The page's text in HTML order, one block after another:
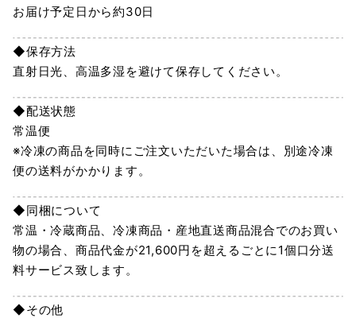
お届け予定日から約30日
◆保存方法
直射日光、高温多湿を避けて保存してください。
◆配送状態
常温便
※冷凍の商品を同時にご注文いただいた場合は、別途冷凍
便の送料がかかります。
◆同梱について
常温・冷蔵商品、冷凍商品・産地直送商品混合でのお買い
物の場合、商品代金が21,600円を超えるごとに1個口分送
料サービス致します。
◆その他